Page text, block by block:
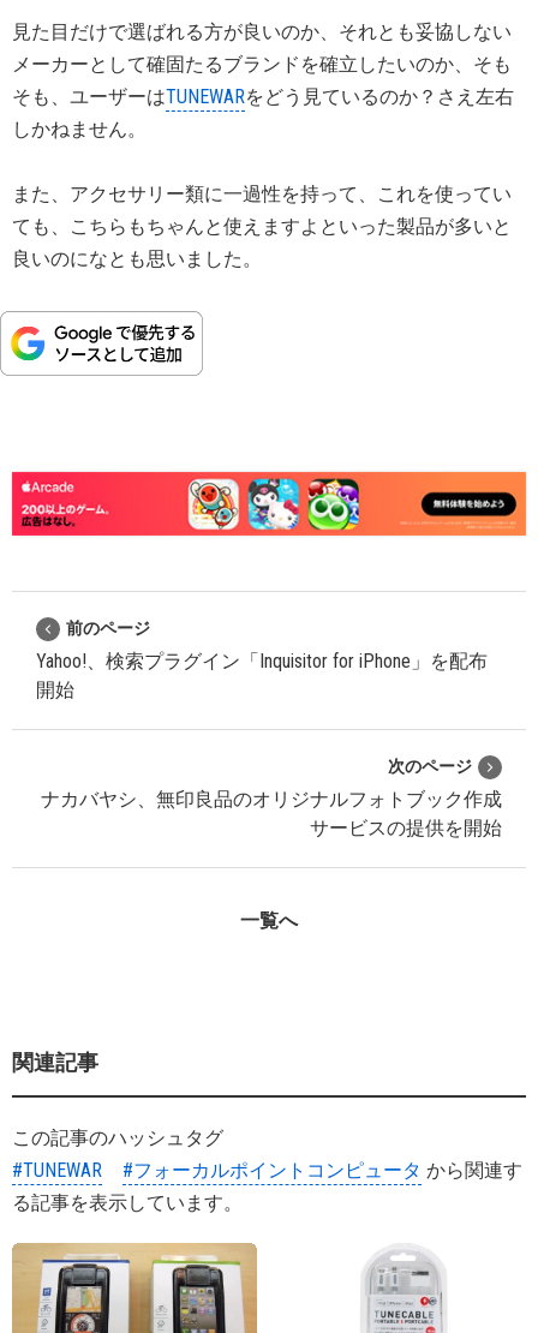
見た目だけで選ばれる方が良いのか、それとも妥協しない
メーカーとして確固たるブランドを確立したいのか、そも
そも、ユーザーはTUNEWARをどう見ているのか？さえ左右
しかねません。
また、アクセサリー類に一過性を持って、これを使ってい
ても、こちらもちゃんと使えますよといった製品が多いと
良いのになとも思いました。
前のページ
Yahoo!、検索プラグイン「Inquisitor for iPhone」を配布
開始
次のページ
ナカバヤシ、無印良品のオリジナルフォトブック作成
サービスの提供を開始
一覧へ
関連記事
この記事のハッシュタグ
#TUNEWAR
#フォーカルポイントコンピュータ から関連す
る記事を表示しています。